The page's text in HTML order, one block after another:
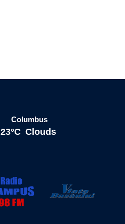
Columbus
23°C Clouds